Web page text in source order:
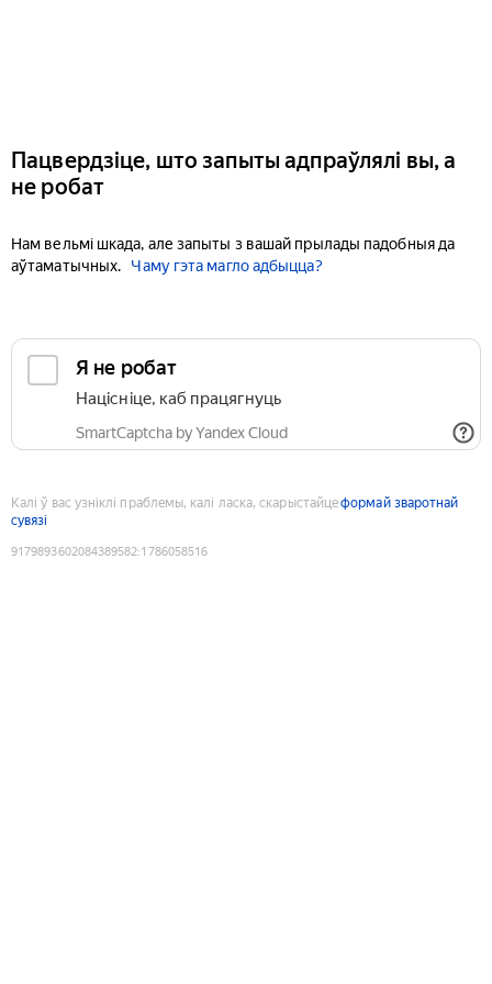
Пацвердзіце, што запыты адпраўлялі вы, а
не робат
Нам вельмі шкада, але запыты з вашай прылады падобныя да
аўтаматычных.
Чаму гэта магло адбыцца?
Я не робат
Націсніце, каб працягнуць
SmartCaptcha by Yandex Cloud
Калі ў вас узніклі праблемы, калі ласка, скарыстайцеформай зваротнай
сувязі
9179893602084389582:1786058516